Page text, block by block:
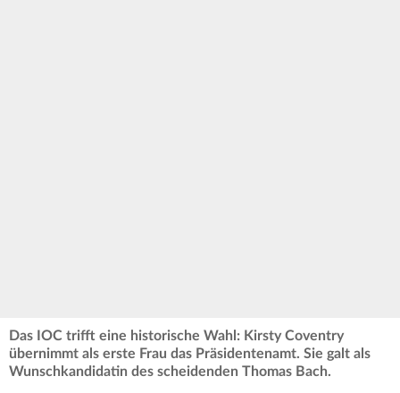
Das IOC trifft eine historische Wahl: Kirsty Coventry
übernimmt als erste Frau das Präsidentenamt. Sie galt als
Wunschkandidatin des scheidenden Thomas Bach.